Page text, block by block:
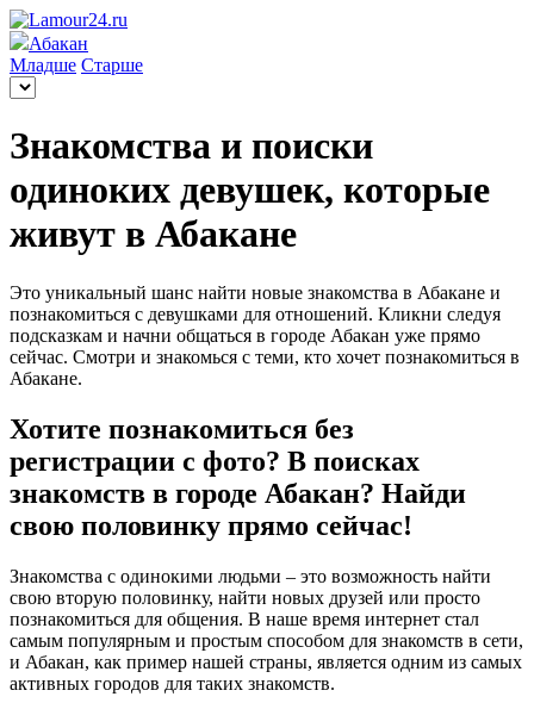
Абакан
Младше Старше
Знакомства и поиски
одиноких девушек, которые
живут в Абакане
Это уникальный шанс найти новые знакомства в Абакане и
познакомиться с девушками для отношений. Кликни следуя
подсказкам и начни общаться в городе Абакан уже прямо
сейчас. Смотри и знакомься с теми, кто хочет познакомиться в
Абакане.
Хотите познакомиться без
регистрации с фото? В поисках
знакомств в городе Абакан? Найди
свою половинку прямо сейчас!
Знакомства с одинокими людьми – это возможность найти
свою вторую половинку, найти новых друзей или просто
познакомиться для общения. В наше время интернет стал
самым популярным и простым способом для знакомств в сети,
и Абакан, как пример нашей страны, является одним из самых
активных городов для таких знакомств.